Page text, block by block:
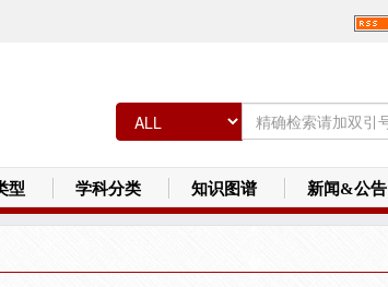
型 学科分类 知识图谱 新闻&公告